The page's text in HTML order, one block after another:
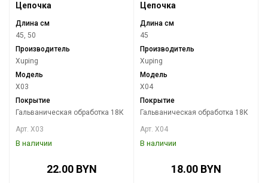
Цепочка
Длина см
45, 50
Производитель
Xuping
Модель
X03
Покрытие
Гальваническая обработка 18К
Арт. X03
В наличии
22.00 BYN
Цепочка
Длина см
45
Производитель
Xuping
Модель
X04
Покрытие
Гальваническая обработка 18К
Арт. X04
В наличии
18.00 BYN